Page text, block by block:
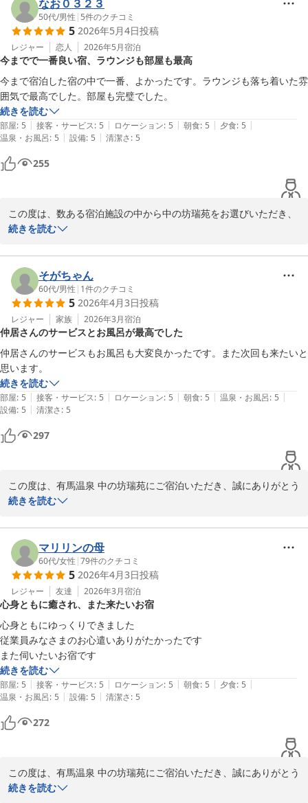
・お風呂上がりに「ビール」などの飲み物サービスがある
・ラウンジで「ビール」などの飲み物サービスがある
・お風呂は広々、空いていました
・良きワインがたくさんラインナップされており、「懐かしのワイン」
がリストにあったので注文しました。
・小さいお子さんは宿泊できないので、館内は基本的に静か。
・金泉露天風呂付きなので、大浴場でなくても金泉が楽しめる。
気になった点
・半露天風呂と内風呂はやや入口がことなり、露天は洗い場がないの
で、ちゃんと内風呂へ行ってからでないと入浴できない。
・風呂の混み状況がわからない
・鉄板焼き、、、、、なのだが、あまり鉄板を活用しておらず、フツー
の鉄板焼きを期待していると、鉄板ではない料理が多いと感じる。
私は、有馬によく行くので、もうあまり散策はしませんが、立地的には
基本的には満足しました。
費用にまけないクオリティだと思います。
もう少し、鉄板焼きの「鉄板」を使った料理が多ければ、より楽しめる
と思います。
囲気をお楽しみいただけたご様子を伺い、大変嬉しく存じます。 当
館は13歳未満のお子様のご宿泊をご遠慮いただいており、大人の方
がゆっくりと寛いで頂ける空間づくりを大切にしておりますので、
その点をご評価いただけたことはスタッフの励みになります。ま
た、ラウンジや湯上がりの飲料サービス、ワインのラインナップに
ついてもご満足いただけたようで何よりでございます。思い出のワ
インとの再会が、ご滞在に彩りを添える一助となりましたなら幸い
です。一方で、ご期待いただいておりました「鉄板会席」につきま
して、鉄板を活用したお料理が少ないと感じさせてしまいましたこ
と、貴重なご意見として真摯に受け止めております。調理部門とも
共有し、今後のメニュー構成や演出面を検討してゆく上での参考と
させて頂きます。客室のお風呂の動線や混雑状況の把握について
も、ご不便をおかけいたしました 。 建物の構造上、即座の改善が
難しい部分もございますが、事前の説明をより丁寧に行うなど、運
用面での工夫を凝らしてまいります。お部屋の設えにつきまして
上に努めてまいります。「費用に負けないクオリティ」とのお言葉
を糧に、今後も皆様にご満足いただける宿を目指し精進してまいり
ます 。 有馬へお越しの際は、ぜひまた当館へもお立ち寄りくださ
いませ。またのご来館を、スタッフ一同心よりお待ち申し上げてお
ります。
有馬温泉 中の坊 瑞苑
2026-02-18
なお０３２３
50代/男性 | 5件のクチコミ
5 2026年5月4日投稿
レジャー 恋人 2026年5月宿泊
今までで一番良い宿、ラウンジも部屋も最高
今まで宿泊した宿の中で一番、よかったです。ラウンジも落ち着いた雰
囲気で最高でした。部屋も完璧でした。
続きを読む
部屋: 5 | 接客・サービス: 5 | ロケーション: 5 | 朝食: 5 | 夕食: 5 |
温泉・お風呂: 5 | 設備: 5 | 清潔さ: 5
255
この度は、数ある宿泊施設の中から中の坊瑞苑をお選びいただき、
誠にありがとうございます。
お言葉を頂戴し、スタッフ一同感激いたしております。お部屋やラ
ウンジの雰囲気、そしてお食事や接客に至るまで、すべての項目に
おいて大変過分な評価をいただきましたことは、私共にとって大き
な自信と励みになります。
当館では、お客様に日常を離れて心からお寛ぎいただけるよう、静
寂と上質な空間づくりを大切にしております。ラウンジや客室での
ひとときが、お客様にとって最高に心地よいものとなりましたなら
幸いです。
これからも「一番」と言っていただける宿であり続けられるよう、
現状に甘んじることなく、さらなるおもてなしの向上に努めてまい
ります。
またお目にかかれます日を、スタッフ一同心よりお待ち申し上げて
おります。
2026-05-04
続きを読む
そがちゃん
60代/男性 | 1件のクチコミ
5 2026年4月3日投稿
レジャー 家族 2026年3月宿泊
仲居さんのサービスとお風呂が最高でした
仲居さんのサービスもお風呂も大変良かったです。また次回も来たいと
思います。
続きを読む
部屋: 5 | 接客・サービス: 5 | ロケーション: 5 | 朝食: 5 | 温泉・お風呂: 5 |
設備: 5 | 清潔さ: 5
297
この度は、有馬温泉 中の坊瑞苑にご宿泊いただき、誠にありがとう
ございました。 また、お忙しい中、大変温かい口コミをご投稿いた
全ての項目において満点の評価を頂戴し、特に客室係のサービスや
お風呂について「最高」「大変良かった」とのお言葉をいただけた
ことは、私共にとりまして何よりの励みとなります。お客様に寄り
添ったおもてなしと、有馬の名湯をご堪能いただけたのであれば幸
いでございます。
「また次回も来たい」というこの上ないお言葉を糧に、いつお帰り
いただいても心からお寛ぎいただける宿であり続けられるよう、こ
れからも精進してまいります。 季節を変えてのまたのお越しを、ス
タッフ一同心よりお待ち申し上げております。
有馬温泉 中の坊 瑞苑
続きを読む
マリリンの母
60代/女性 |79件のクチコミ
5 2026年4月3日投稿
レジャー 友達 2026年3月宿泊
心身ともに癒され、また来たいお宿
心身ともにゆっくりできました
従業員みなさまのお心遣いありがたかったです
また伺いたいお宿です
続きを読む
部屋: 5 | 接客・サービス: 5 | ロケーション: 5 | 朝食: 5 | 夕食: 5 |
温泉・お風呂: 5 | 設備: 5 | 清潔さ: 5
272
この度は、有馬温泉 中の坊瑞苑にご宿泊いただき、誠にありがとう
ございました。
続きを読む